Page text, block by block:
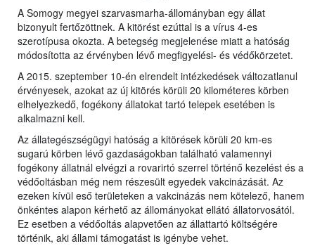
A Somogy megyei szarvasmarha-állományban egy állat
bizonyult fertőzöttnek. A kitörést ezúttal is a vírus 4-es
szerotípusa okozta. A betegség megjelenése miatt a hatóság
módosította az érvényben lévő megfigyelési- és védőkörzetet.
A 2015. szeptember 10-én elrendelt intézkedések változatlanul
érvényesek, azokat az új kitörés körüli 20 kilométeres körben
elhelyezkedő, fogékony állatokat tartó telepek esetében is
alkalmazni kell.
Az állategészségügyi hatóság a kitörések körüli 20 km-es
sugarú körben lévő gazdaságokban található valamennyi
fogékony állatnál elvégzi a rovarirtó szerrel történő kezelést és a
védőoltásban még nem részesült egyedek vakcinázását. Az
ezeken kívül eső területeken a vakcinázás nem kötelező, hanem
önkéntes alapon kérhető az állományokat ellátó állatorvosától.
Ez esetben a védőoltás alapvetően az állattartó költségére
történik, aki állami támogatást is igénybe vehet.